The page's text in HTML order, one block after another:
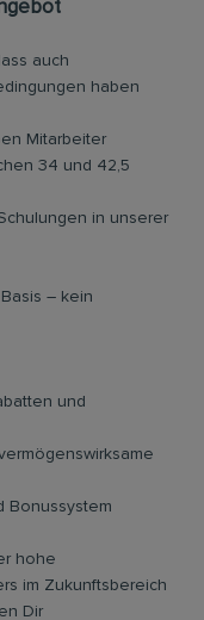
auch
haben
Mitarbeiter
34 und 42,5
in unserer
– kein
und
Bonussystem
hohe
im Zukunftsbereich
Dir